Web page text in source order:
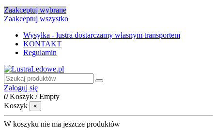
Zaakceptuj wybrane
Zaakceptuj wszystko
Wysyłka - lustra dostarczamy własnym transportem
KONTAKT
Regulamin
Zaloguj się
0 Koszyk /Empty
Koszyk
×
W koszyku nie ma jeszcze produktów